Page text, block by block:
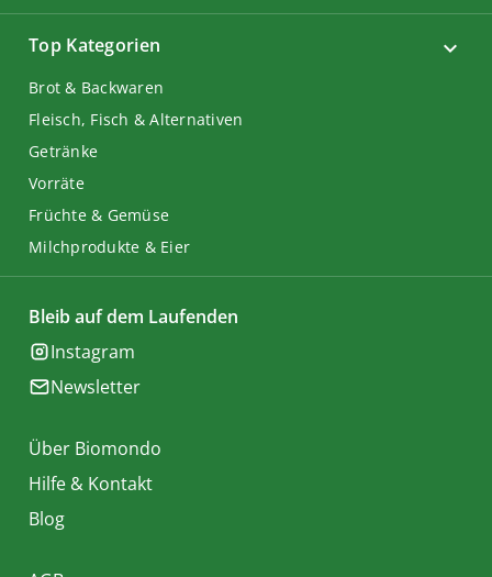
Top Kategorien
Brot & Backwaren
Fleisch, Fisch & Alternativen
Getränke
Vorräte
Früchte & Gemüse
Milchprodukte & Eier
Bleib auf dem Laufenden
Instagram
Newsletter
Über Biomondo
Hilfe & Kontakt
Blog